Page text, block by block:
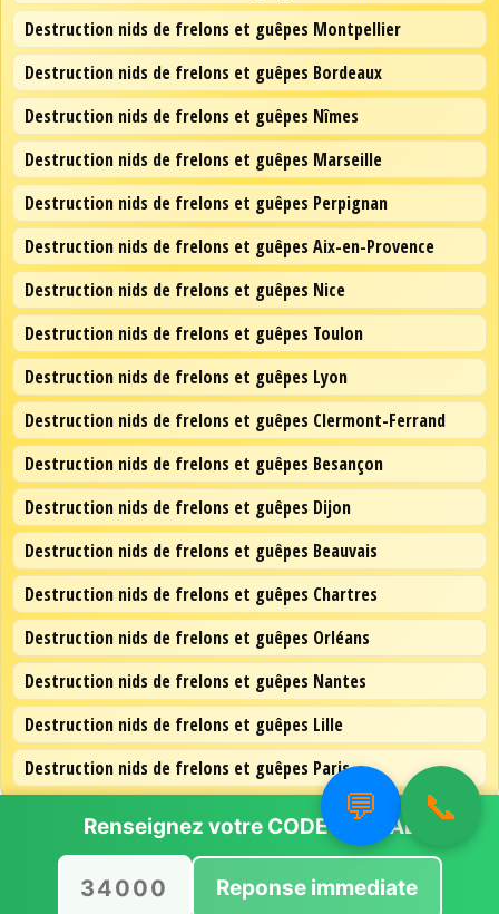
Destruction nids de frelons et guêpes Montpellier
Destruction nids de frelons et guêpes Bordeaux
Destruction nids de frelons et guêpes Nîmes
Destruction nids de frelons et guêpes Marseille
Destruction nids de frelons et guêpes Perpignan
Destruction nids de frelons et guêpes Aix-en-Provence
Destruction nids de frelons et guêpes Nice
Destruction nids de frelons et guêpes Toulon
Destruction nids de frelons et guêpes Lyon
Destruction nids de frelons et guêpes Clermont-Ferrand
Destruction nids de frelons et guêpes Besançon
Destruction nids de frelons et guêpes Dijon
Destruction nids de frelons et guêpes Beauvais
Destruction nids de frelons et guêpes Chartres
Destruction nids de frelons et guêpes Orléans
Destruction nids de frelons et guêpes Nantes
Destruction nids de frelons et guêpes Lille
Destruction nids de frelons et guêpes Paris
💬 📞
Renseignez votre CODE POSTAL
Reponse immediate